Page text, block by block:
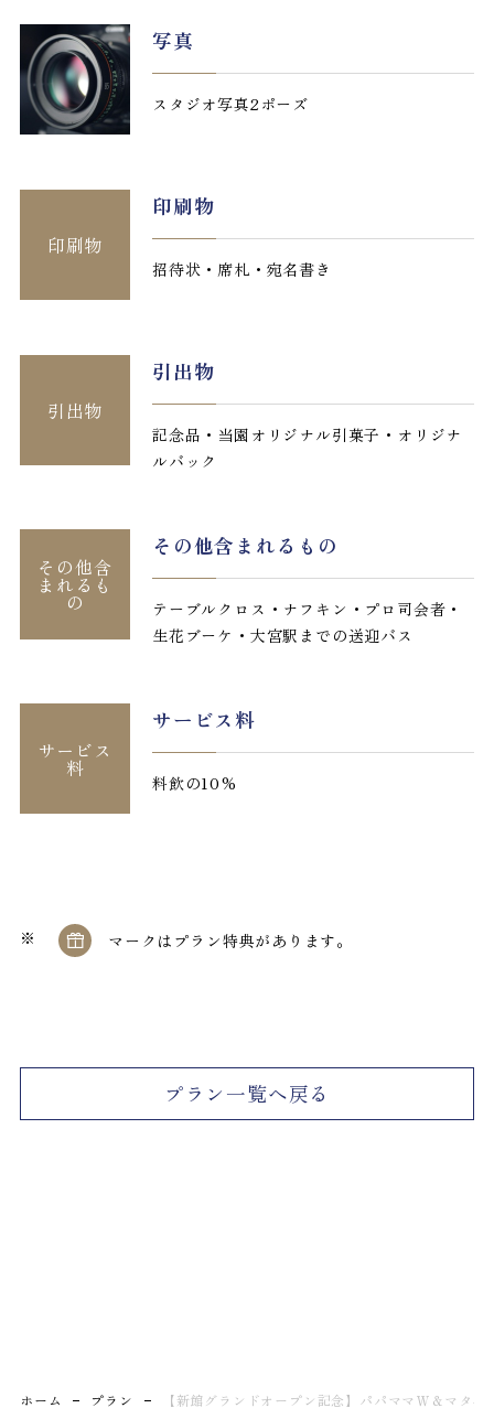
写真
スタジオ写真2ポーズ
印刷物
招待状・席札・宛名書き
印刷物
引出物
記念品・当園オリジナル引菓子・オリジナ
ルバック
引出物
その他含まれるもの
テーブルクロス・ナフキン・プロ司会者・
生花ブーケ・大宮駅までの送迎バス
その他含
まれるも
の
サービス料
料飲の10%
サービス
料
マークはプラン特典があります。
プラン一覧へ戻る
ホーム プラン 【新館グランドオープン記念】パパママＷ＆マタ